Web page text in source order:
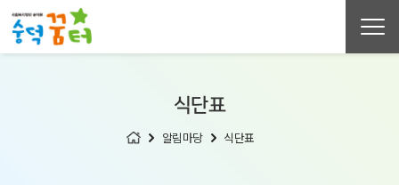
식단표
알림마당 식단표